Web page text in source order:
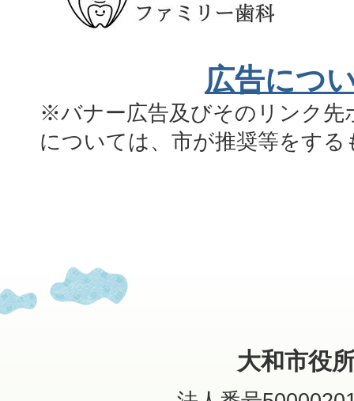
広告につ
※バナー広告及びそのリンク先
については、市が推奨等をす
大和市役